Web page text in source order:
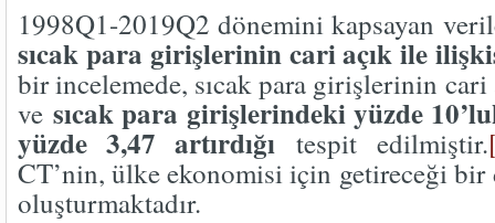
1998Q1-2019Q2 dönemini kapsayan
sıcak para girişlerinin cari açık ile
bir incelemede, sıcak para girişlerinin cari
vesıcak para girişlerindeki yüzde
yüzde 3,47 artırdığı tespit edilmiştir.
CT’nin, ülke ekonomisi için getireceği
oluşturmaktadır.